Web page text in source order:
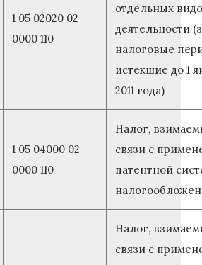
1 05 02020 02
0000 110
отдельных
деятельности
налоговые
истекшие до 1
2011 года)
1 05 04000 02
0000 110
Налог,
связи с
патентной
Налог,
связи с